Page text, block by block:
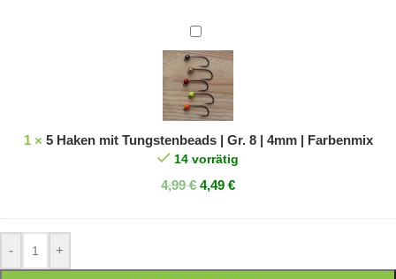
5
Haken
mit
Tungstenbeads
|
Gr.
8
|
|
1× 5 Haken mit Tungstenbeads | Gr. 8 | 4mm | Farbenmix
14 vorrätig
4,99€ 4,49 €
- +